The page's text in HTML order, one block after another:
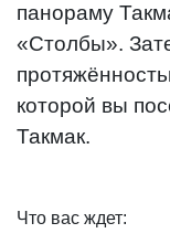
панораму
«Столбы».
которой вы
Такмак.
Что вас ждет: